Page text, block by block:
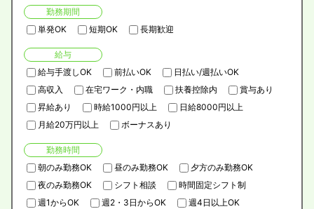
勤務期間
単発OK
短期OK 長期歓迎
給与
給与手渡しOK
前払いOK
日払い/週払いOK
高収入
在宅ワーク・内職 扶養控除内
賞与あり
昇給あり
時給1000円以上
日給8000円以上
月給20万円以上
ボーナスあり
勤務時間
朝のみ勤務OK
昼のみ勤務OK
夕方のみ勤務OK
夜のみ勤務OK
シフト相談
時間固定シフト制
週1からOK
週2・3日からOK
週4日以上OK